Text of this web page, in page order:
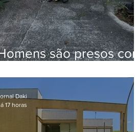
são presos com
Brejal
Daki
17 horas